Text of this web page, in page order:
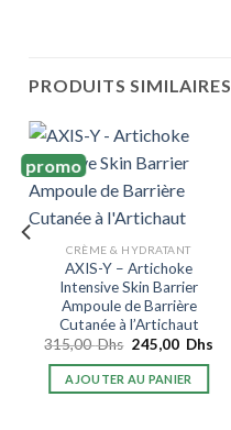
PRODUITS SIMILAIRES
promo
CRÈME & HYDRATANT
AXIS-Y – Artichoke
Intensive Skin Barrier
Ampoule de Barrière
Cutanée à l’Artichaut
315,00Dhs Le
initial
était :
245,00 DhsLe
AJOUTER AU PANIER